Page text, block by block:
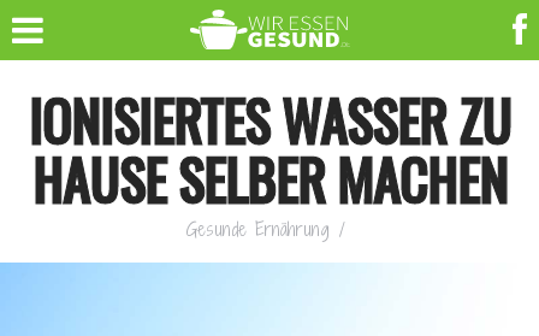
IONISIERTES WASSER ZU
HAUSE SELBER MACHEN
Gesunde Ernährung /